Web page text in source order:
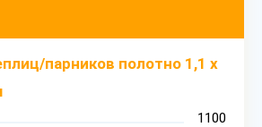
парников полотно 1,1 х
1100